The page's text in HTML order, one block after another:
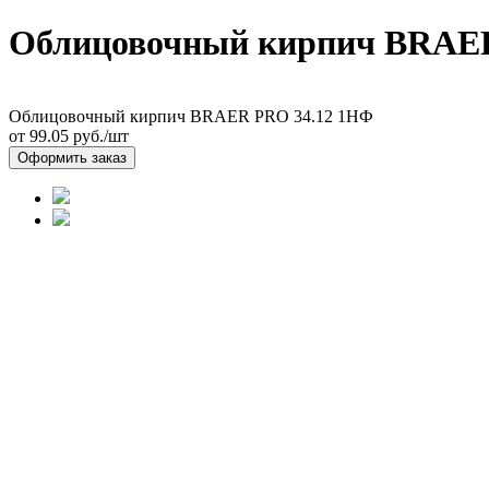
Облицовочный кирпич
Облицовочный кирпич BRAER PRO 34.12 1НФ
от 99.05 руб./шт
Оформить заказ